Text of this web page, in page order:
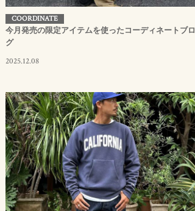
COORDINATE
今月発売の限定アイテムを使ったコーディネートブロ
グ
2025.12.08